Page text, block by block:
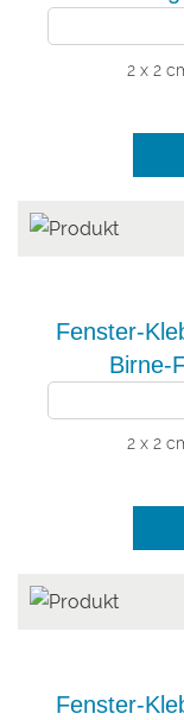
2 x 2
Fenster-
Birne-
2 x 2
Fenster-